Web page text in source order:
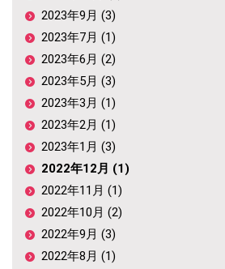
2023年9月 (3)
2023年7月 (1)
2023年6月 (2)
2023年5月 (3)
2023年3月 (1)
2023年2月 (1)
2023年1月 (3)
2022年12月 (1)
2022年11月 (1)
2022年10月 (2)
2022年9月 (3)
2022年8月 (1)